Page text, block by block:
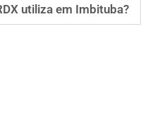
utiliza em Imbituba?